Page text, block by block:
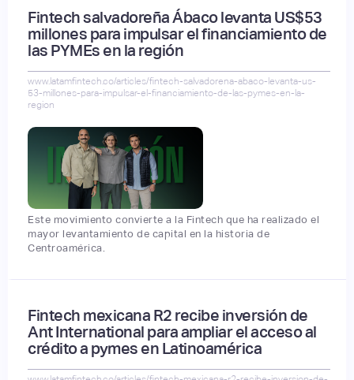
Fintech salvadoreña Ábaco levanta US$53
millones para impulsar el financiamiento de
las PYMEs en la región
www.latamfintech.co/articles/fintech-salvadorena-abaco-levanta-us-
53-millones-para-impulsar-el-financiamiento-de-las-pymes-en-la-
region
Este movimiento convierte a la Fintech que ha realizado el
mayor levantamiento de capital en la historia de
Centroamérica.
Fintech mexicana R2 recibe inversión de
Ant International para ampliar el acceso al
crédito a pymes en Latinoamérica